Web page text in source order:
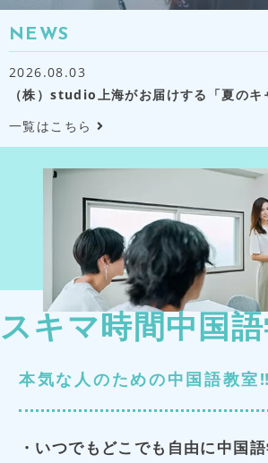
お問い合わせ
無料レッスンの お申し込み
NEWS
2026.08.03
（株）studio上海がお届けする「夏のキ
一覧はこちら
スキマ時間中国語
本気な人のための中国語教室‼
・いつでもどこでも自由に中国語